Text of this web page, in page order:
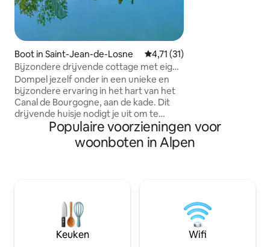
Boot in Saint-Jean-de-Losne Gemiddelde beoordeling van
4,71 (31)
Bijzondere drijvende cottage met eigen
jacuzzi in vintage-stijl
Dompel jezelf onder in een unieke en
bijzondere ervaring in het hart van het
Canal de Bourgogne, aan de kade. Dit
drijvende huisje nodigt je uit om te
ontspannen en van omgeving te
veranderen, terwijl je tegen betaling
modern comfort biedt met verwarming,
het seizoen (zomer). Toegangspakket
voor de spa beschikbaar voor een langer
handdoeken beschikbaar tegen een
Populaire voorzieningen voor
woonboten in Alpen
Keuken Wifi